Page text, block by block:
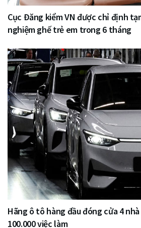
Cục Đăng kiểm VN được chỉ định
nghiệm ghế trẻ em trong 6 tháng
Hãng ô tô hàng đầu đóng cửa 4
100.000 việc làm